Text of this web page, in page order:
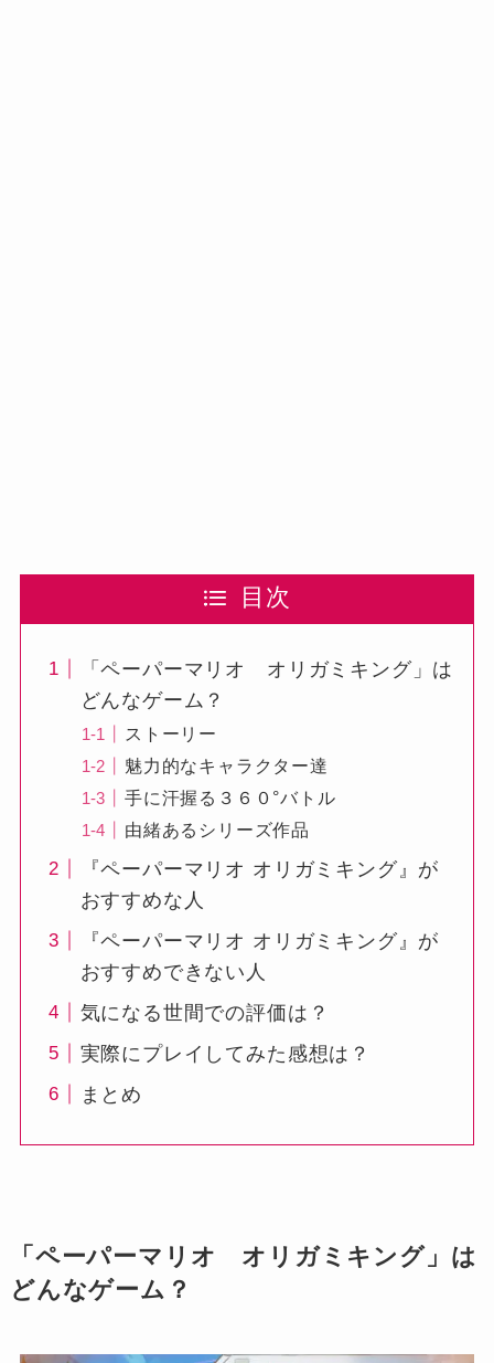
目次
「ペーパーマリオ オリガミキング」は
どんなゲーム？
ストーリー
魅力的なキャラクター達
手に汗握る３６０°バトル
由緒あるシリーズ作品
『ペーパーマリオ オリガミキング』が
おすすめな人
『ペーパーマリオ オリガミキング』が
おすすめできない人
気になる世間での評価は？
実際にプレイしてみた感想は？
まとめ
「ペーパーマリオ オリガミキング」は
どんなゲーム？